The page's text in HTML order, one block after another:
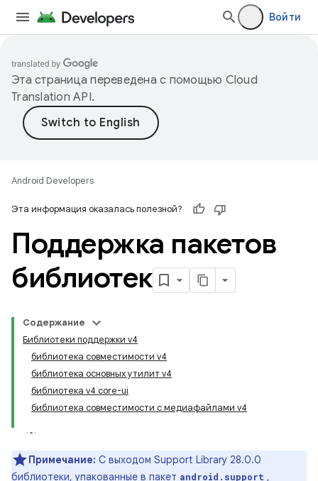
Войти
Эта страница переведена с помощью Cloud
Translation API.
Android Developers
Эта информация оказалась полезной?
Поддержка пакетов
библиотек
Содержание
Библиотеки поддержки v4
библиотека совместимости v4
библиотека основных утилит v4
библиотека v4 core-ui
библиотека совместимости с медиафайлами v4
Примечание: С выходом Support Library 28.0.0
библиотеки, упакованные в пакет android.support ,